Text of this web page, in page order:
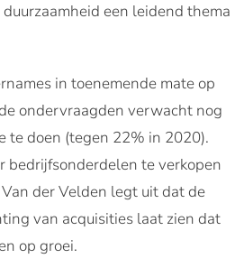
een leidend thema
in toenemende mate op
ondervraagden verwacht nog
te doen (tegen 22% in 2020).
bedrijfsonderdelen te verkopen
der Velden legt uit dat de
van acquisities laat zien dat
op groei.